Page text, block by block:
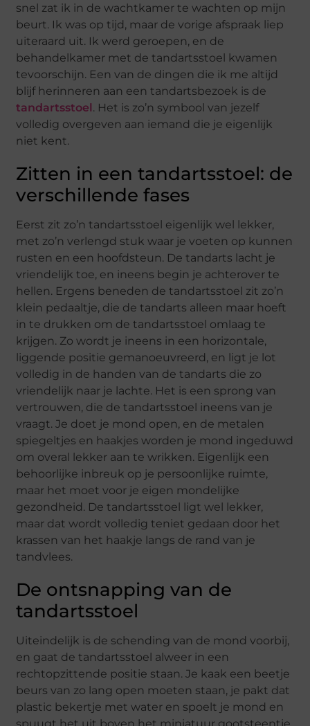
snel zat ik in de wachtkamer te wachten op mijn
beurt. Ik was op tijd, maar de vorige afspraak liep
uiteraard uit. Ik werd geroepen, en de
behandelkamer met de tandartsstoel kwamen
tevoorschijn. Een van de dingen die ik me altijd
blijf herinneren aan een tandartsbezoek is de
tandartsstoel. Het is zo’n symbool van jezelf
volledig overgeven aan iemand die je eigenlijk
niet kent.
Zitten in een tandartsstoel: de
verschillende fases
Eerst zit zo’n tandartsstoel eigenlijk wel lekker,
met zo’n verlengd stuk waar je voeten op kunnen
rusten en een hoofdsteun. De tandarts lacht je
vriendelijk toe, en ineens begin je achterover te
hellen. Ergens beneden de tandartsstoel zit zo’n
klein pedaaltje, die de tandarts alleen maar hoeft
in te drukken om de tandartsstoel omlaag te
krijgen. Zo wordt je ineens in een horizontale,
liggende positie gemanoeuvreerd, en ligt je lot
volledig in de handen van de tandarts die zo
vriendelijk naar je lachte. Het is een sprong van
vertrouwen, die de tandartsstoel ineens van je
vraagt. Je doet je mond open, en de metalen
spiegeltjes en haakjes worden je mond ingeduwd
om overal lekker aan te wrikken. Eigenlijk een
behoorlijke inbreuk op je persoonlijke ruimte,
maar het moet voor je eigen mondelijke
gezondheid. De tandartsstoel ligt wel lekker,
maar dat wordt volledig teniet gedaan door het
krassen van het haakje langs de rand van je
tandvlees.
De ontsnapping van de
tandartsstoel
Uiteindelijk is de schending van de mond voorbij,
en gaat de tandartsstoel alweer in een
rechtopzittende positie staan. Je kaak een beetje
beurs van zo lang open moeten staan, je pakt dat
plastic bekertje met water en spoelt je mond en